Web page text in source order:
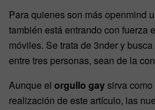
Para quienes son más openmind
también está entrando con fuerza
móviles. Se trata de 3nder y
entre tres personas, sean de la
Aunque el orgullo gaysirva
realización de este artículo, las